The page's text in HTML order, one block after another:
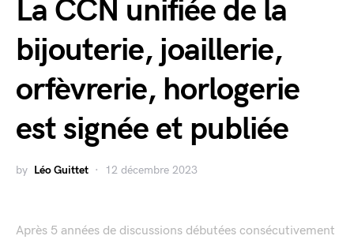
La CCN unifiée de la
bijouterie, joaillerie,
orfèvrerie, horlogerie
est signée et publiée
by Léo Guittet 12 décembre 2023
Après 5 années de discussions débutées consécutivement